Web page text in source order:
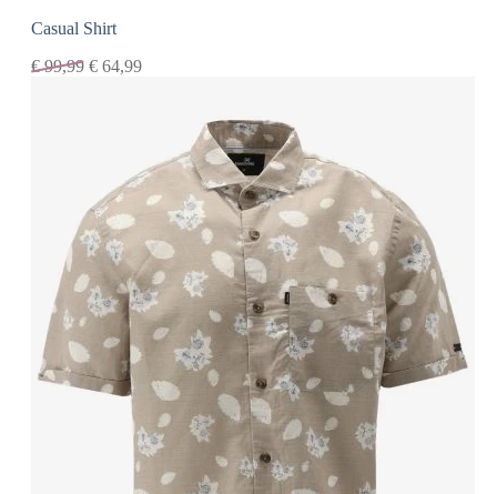
Casual Shirt
€99,99 € 64,99